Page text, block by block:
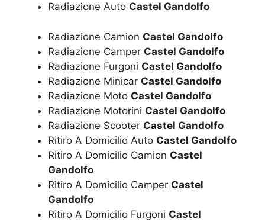
Radiazione Auto Castel Gandolfo
Radiazione Camion Castel Gandolfo
Radiazione Camper Castel Gandolfo
Radiazione Furgoni Castel Gandolfo
Radiazione Minicar Castel Gandolfo
Radiazione Moto Castel Gandolfo
Radiazione Motorini Castel Gandolfo
Radiazione Scooter Castel Gandolfo
Ritiro A Domicilio Auto Castel Gandolfo
Ritiro A Domicilio Camion Castel
Gandolfo
Ritiro A Domicilio Camper Castel
Gandolfo
Ritiro A Domicilio Furgoni Castel